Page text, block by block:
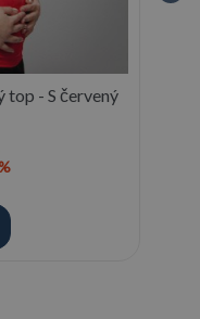
- S červený